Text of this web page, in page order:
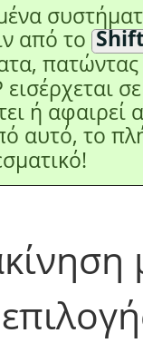
από το
ή αφαιρεί
αυτό, το